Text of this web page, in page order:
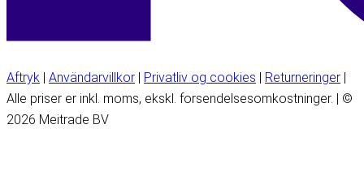
Aftryk | Användarvillkor | Privatliv og cookies | Returneringer |
Alle priser er inkl. moms, ekskl. forsendelsesomkostninger. | ©
2026 Meitrade BV